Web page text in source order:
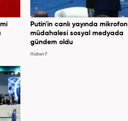
Putin'in canlı yayında mikrofon
müdahalesi sosyal medyada
gündem oldu
Haber7